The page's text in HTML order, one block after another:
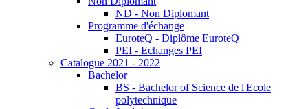
ND - Non Diplomant
Programme d'échange
EuroteQ - Diplôme EuroteQ
PEI - Echanges PEI
Catalogue 2021 - 2022
Bachelor
BS - Bachelor of Science de l'Ecole
polytechnique